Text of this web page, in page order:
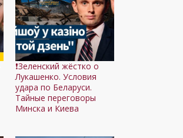
❗️Зеленский жёстко о
Лукашенко. Условия
удара по Беларуси.
Тайные переговоры
Минска и Киева